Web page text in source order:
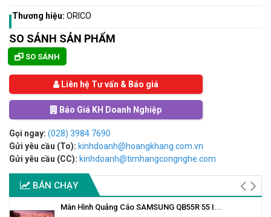
Thương hiệu: ORICO
SO SÁNH SẢN PHẨM
SO SÁNH
Liên hệ Tư vấn & Báo giá
Báo Giá KH Doanh Nghiệp
Gọi ngay: (028) 3984 7690
Gửi yêu cầu (To): kinhdoanh@hoangkhang.com.vn
Gửi yêu cầu (CC): kinhdoanh@timhangcongnghe.com
BÁN CHẠY
Màn Hình Quảng Cáo SAMSUNG QB55R 55 I...